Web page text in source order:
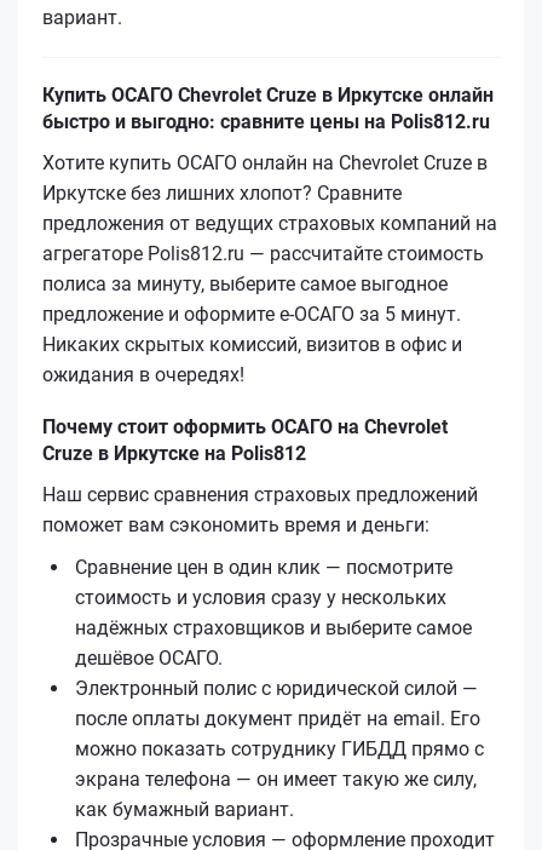
вариант.
Купить ОСАГО Chevrolet Cruze в Иркутске онлайн
быстро и выгодно: сравните цены на Polis812.ru
Хотите купить ОСАГО онлайн на Chevrolet Cruze в
Иркутске без лишних хлопот? Сравните
предложения от ведущих страховых компаний на
агрегаторе Polis812.ru — рассчитайте стоимость
полиса за минуту, выберите самое выгодное
предложение и оформите е‑ОСАГО за 5 минут.
Никаких скрытых комиссий, визитов в офис и
ожидания в очередях!
Почему стоит оформить ОСАГО на Chevrolet
Cruze в Иркутске на Polis812
Наш сервис сравнения страховых предложений
поможет вам сэкономить время и деньги:
Сравнение цен в один клик — посмотрите
стоимость и условия сразу у нескольких
надёжных страховщиков и выберите самое
дешёвое ОСАГО.
Электронный полис с юридической силой —
после оплаты документ придёт на email. Его
можно показать сотруднику ГИБДД прямо с
экрана телефона — он имеет такую же силу,
как бумажный вариант.
Прозрачные условия — оформление проходит